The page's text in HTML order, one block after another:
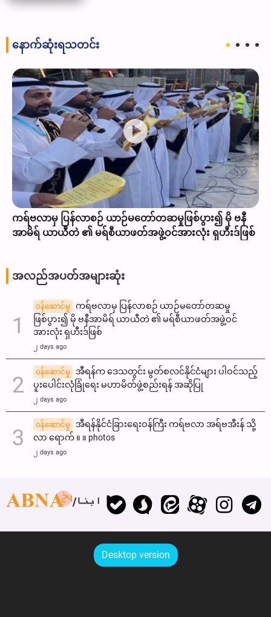
နောက်ဆုံးရသတင်း
ကရ်ဗလာမှ ပြန်လာစဉ် ယာဉ်မတော်တဆမှုဖြစ်ပွား၍ မို ဗနီ
အာမိရ် ယာယီတဲ ၏ မရ်စီယာဖတ်အဖွဲ့ဝင်အားလုံး ရှဟီးဒ်ဖြစ်
အလည်အပတ်အများဆုံး
ဝန်ဆောင်မှု
ကရ်ဗလာမှ ပြန်လာစဉ် ယာဉ်မတော်တဆမှု
ဖြစ်ပွား၍ မို ဗနီအာမိရ် ယာယီတဲ ၏ မရ်စီယာဖတ်အဖွဲ့ဝင်
အားလုံး ရှဟီးဒ်ဖြစ်
၂ days ago
ဝန်ဆောင်မှု
အီရန်က ဒေသတွင်း မွတ်စလင်နိုင်ငံများ ပါဝင်သည့်
ပူးပေါင်းလုံခြုံရေး မဟာမိတ်ဖွဲ့စည်းရန် အဆိုပြု
၂ days ago
ဝန်ဆောင်မှု
အီရန်နိုင်ငံခြားရေးဝန်ကြီး ကရ်ဗလာ အရ်ဗအီးန် သို့
လာ ရောက် ။ ။ photos
၂ days ago
ابنا
Desktop version